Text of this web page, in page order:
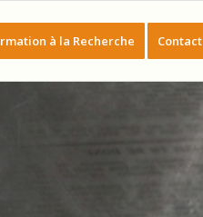
à la Recherche Contact